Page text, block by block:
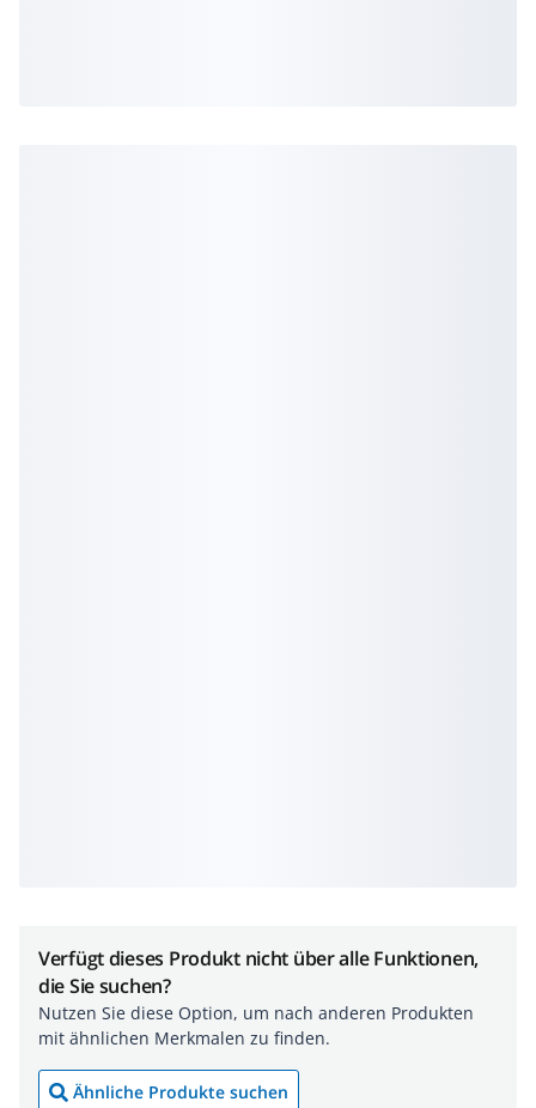
Verfügt dieses Produkt nicht über alle Funktionen,
die Sie suchen?
Nutzen Sie diese Option, um nach anderen Produkten
mit ähnlichen Merkmalen zu finden.
Ähnliche Produkte suchen